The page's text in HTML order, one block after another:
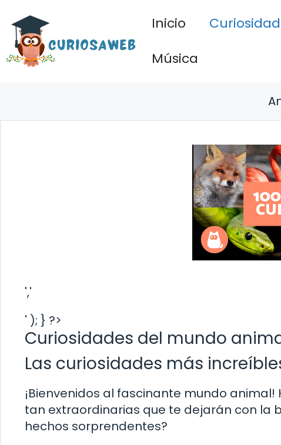
contenido
Inicio
Música
','
' ); } ?>
Curiosidades del mundo
Las curiosidades más
¡Bienvenidos al fascinante mundo
tan extraordinarias que te dejarán con la
hechos sorprendentes?